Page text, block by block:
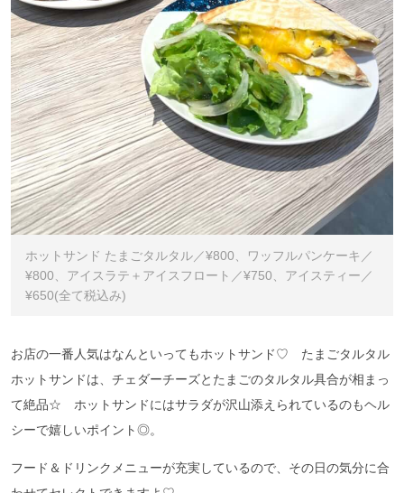
ホットサンド たまごタルタル／¥800、ワッフルパンケーキ／
¥800、アイスラテ＋アイスフロート／¥750、アイスティー／
¥650(全て税込み)
お店の一番人気はなんといってもホットサンド♡ たまごタルタル
ホットサンドは、チェダーチーズとたまごのタルタル具合が相まっ
て絶品☆ ホットサンドにはサラダが沢山添えられているのもヘル
シーで嬉しいポイント◎。
フード＆ドリンクメニューが充実しているので、その日の気分に合